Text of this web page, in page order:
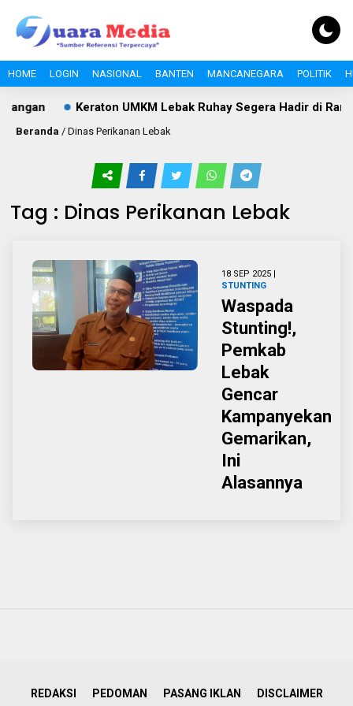
HOME LOGIN NASIONAL BANTEN MANCANEGARA POLITIK
Keraton UMKM Lebak Ruhay Segera Hadir di
Beranda / Dinas Perikanan Lebak
Tag : Dinas Perikanan Lebak
18 SEP 2025 |
STUNTING
Waspada
Stunting!,
Pemkab
Lebak
Gencar
Kampanyekan
Gemarikan,
Ini
Alasannya
REDAKSI PEDOMAN PASANG IKLAN DISCLAIMER